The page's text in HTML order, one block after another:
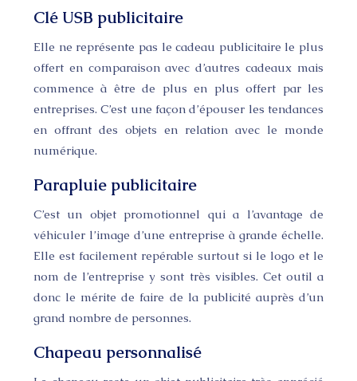
Clé USB publicitaire
Elle ne représente pas le cadeau publicitaire le plus
offert en comparaison avec d’autres cadeaux mais
commence à être de plus en plus offert par les
entreprises. C’est une façon d’épouser les tendances
en offrant des objets en relation avec le monde
numérique.
Parapluie publicitaire
C’est un objet promotionnel qui a l’avantage de
véhiculer l’image d’une entreprise à grande échelle.
Elle est facilement repérable surtout si le logo et le
nom de l’entreprise y sont très visibles. Cet outil a
donc le mérite de faire de la publicité auprès d’un
grand nombre de personnes.
Chapeau personnalisé